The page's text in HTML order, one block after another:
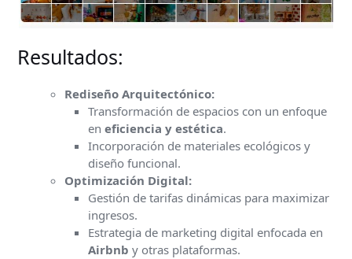
Resultados:
Rediseño Arquitectónico:
Transformación de espacios con un enfoque
eneficiencia y estética.
Incorporación de materiales ecológicos y
diseño funcional.
Optimización Digital:
Gestión de tarifas dinámicas para maximizar
ingresos.
Estrategia de marketing digital enfocada en
Airbnb y otras plataformas.